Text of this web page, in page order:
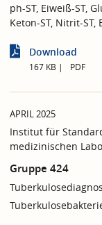
ph-ST, Eiweiß-ST,
Keton-ST, Nitrit-ST,
Download
167 KB PDF
APRIL 2025
Institut für
medizinischen
Gruppe 424